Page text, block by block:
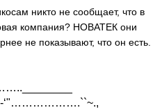
никто не сообщает, что в
компания? НОВАТЕК они
не показывают, что он есть.